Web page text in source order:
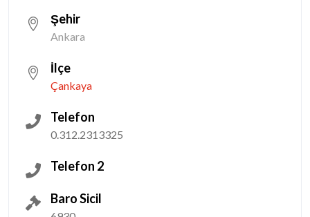
Şehir
Ankara
İlçe
Çankaya
Telefon
0.312.2313325
Telefon 2
Baro Sicil